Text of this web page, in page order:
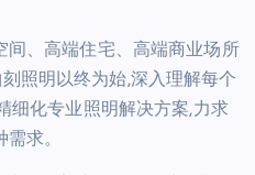
间、高端住宅、高端商业场所
照明以终为始,深入理解每个
细化专业照明解决方案,力求
求。